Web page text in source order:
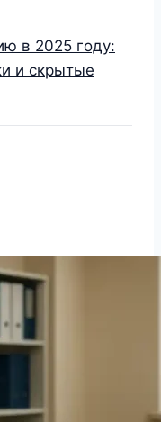
в 2025 году:
и скрытые